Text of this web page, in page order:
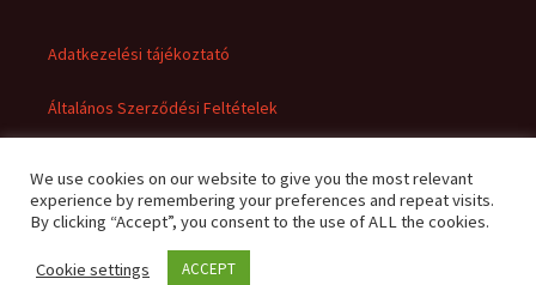
Adatkezelési tájékoztató
Általános Szerződési Feltételek
Adatkezelési tájékoztató
We use cookies on our website to give you the most relevant
experience by remembering your preferences and repeat visits.
By clicking “Accept”, you consent to the use of ALL the cookies.
Cookie settings ACCEPT